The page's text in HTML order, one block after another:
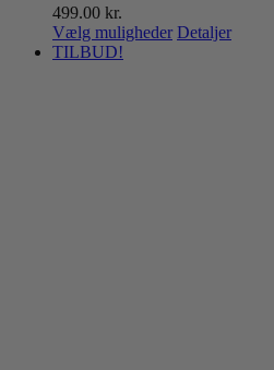
499.00 kr.
Vælg muligheder Dette
Detaljer
TILBUD!